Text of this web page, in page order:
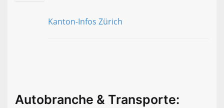
Kanton-Infos Zürich
Autobranche & Transporte: